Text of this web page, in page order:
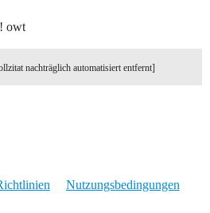
owt
nachträglich automatisiert entfernt]
Nutzungsbedingungen